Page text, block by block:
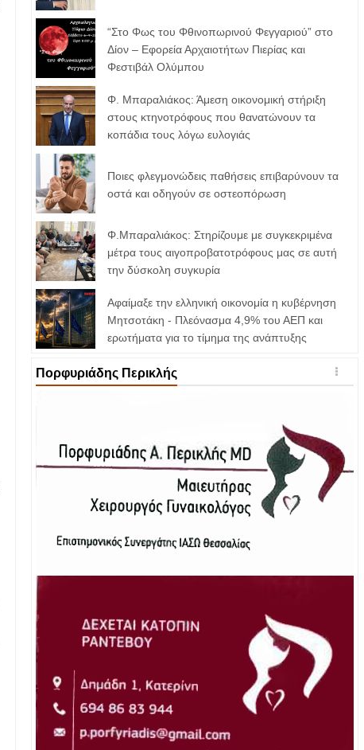
“Στο Φως του Φθινοπωρινού Φεγγαριού” στο
Δίον – Εφορεία Αρχαιοτήτων Πιερίας και
Φεστιβάλ Ολύμπου
Φ. Μπαραλιάκος: Άμεση οικονομική στήριξη
στους κτηνοτρόφους που θανατώνουν τα
κοπάδια τους λόγω ευλογιάς
Ποιες φλεγμονώδεις παθήσεις επιβαρύνουν τα
οστά και οδηγούν σε οστεοπόρωση
Φ.Μπαραλιάκος: Στηρίζουμε με συγκεκριμένα
μέτρα τους αιγοπροβατοτρόφoυς μας σε αυτή
την δύσκολη συγκυρία
Αφαίμαξε την ελληνική οικονομία η κυβέρνηση
Μητσοτάκη - Πλεόνασμα 4,9% του ΑΕΠ και
ερωτήματα για το τίμημα της ανάπτυξης
Πορφυριάδης Περικλής